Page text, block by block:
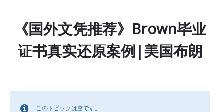
《国外文凭推荐》Brown毕业
证书真实还原案例|美国布朗
このトピックは空です。